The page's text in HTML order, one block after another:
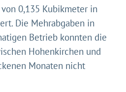
0,135 Kubikmeter in
Die Mehrabgaben in
Betrieb konnten die
Hohenkirchen und
Monaten nicht